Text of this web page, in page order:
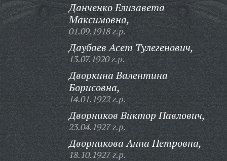
Данченко Елизавета
Максимовна,
01.09.1918 г.р.
Даубаев Асет Тулегенович,
13.07.1920 г.р.
Дворкина Валентина
Борисовна,
14.01.1922 г.р.
Дворников Виктор Павлович,
23.04.1927 г.р.
Дворникова Анна Петровна,
18.10.1927 г.р.